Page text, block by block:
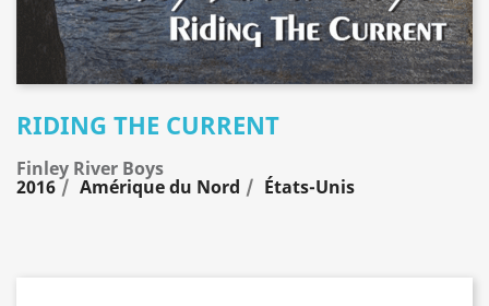
RIDING THE CURRENT
Finley River Boys
2016 Amérique du Nord États-Unis